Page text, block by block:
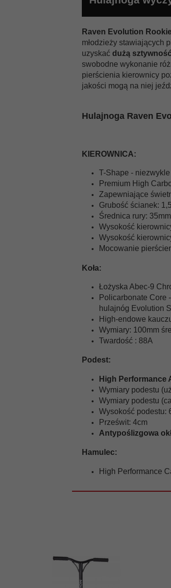
Raven Evolution
młodzieży stawiających
uzyskaćdużą
swobodne wykonanie
pierścienia kierownicy
jakości mogą na niej
Hulajnoga Raven
KIEROWNICA:
T-Shape -
Premium High
Zapewniające
Grubość ścianek:
Średnica rury: 35mm
Wysokość
Wysokość
Mocowanie
Koła:
Łożyska Abec-9
Policarbonate Core -
hulajnóg Evolution
High-endowe
Wymiary: 100mm
Twardość : 88A
Podest:
High Performance
Wymiary podestu
Wymiary podestu
Wysokość podestu:
Prześwit: 4cm
Antypoślizgowa
Hamulec:
High Performance